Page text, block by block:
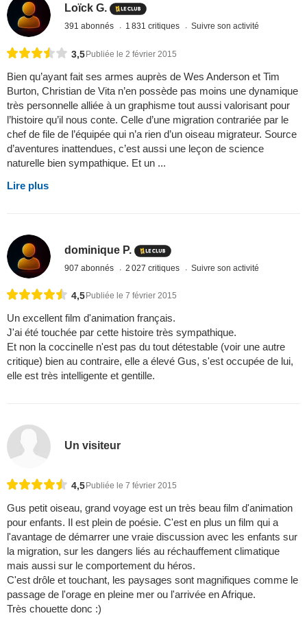
Loïck G.
391 abonnés 1 831 critiques Suivre son activité
3,5 Publiée le 2 février 2015
Bien qu’ayant fait ses armes auprès de Wes Anderson et Tim
Burton, Christian de Vita n’en possède pas moins une dynamique
très personnelle alliée à un graphisme tout aussi valorisant pour
l’histoire qu’il nous conte. Celle d’une migration contrariée par le
chef de file de l’équipée qui n’a rien d’un oiseau migrateur. Source
d’aventures inattendues, c’est aussi une leçon de science
naturelle bien sympathique. Et un ...
Lire plus
dominique P.
907 abonnés 2 027 critiques Suivre son activité
4,5 Publiée le 7 février 2015
Un excellent film d'animation français.
J'ai été touchée par cette histoire très sympathique.
Et non la coccinelle n'est pas du tout détestable (voir une autre
critique) bien au contraire, elle a élevé Gus, s'est occupée de lui,
elle est très intelligente et gentille.
Un visiteur
4,5 Publiée le 7 février 2015
Gus petit oiseau, grand voyage est un très beau film d'animation
pour enfants. Il est plein de poésie. C'est en plus un film qui a
l'avantage de démarrer une vraie discussion avec les enfants sur
la migration, sur les dangers liés au réchauffement climatique
mais aussi sur le comportement du héros.
C'est drôle et touchant, les paysages sont magnifiques comme le
passage de l'orage en pleine mer ou l'arrivée en Afrique.
Très chouette donc :)